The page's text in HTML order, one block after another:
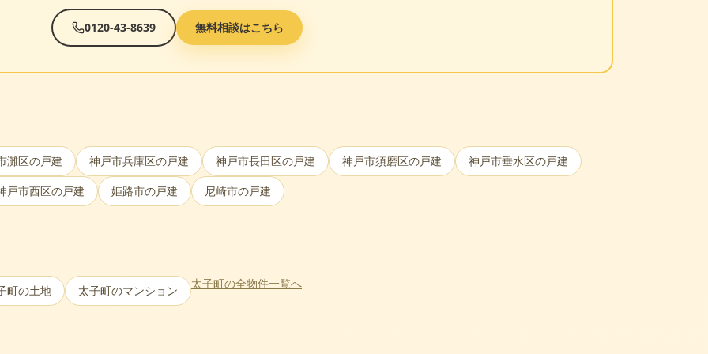
0120-43-8639 無料相談はこちら
灘区の戸建 神戸市兵庫区の戸建 神戸市長田区の戸建 神戸市須磨区の戸建 神戸市垂水区の戸建
戸市西区の戸建 姫路市の戸建 尼崎市の戸建
町の土地 太子町のマンション 太子町の全物件一覧へ